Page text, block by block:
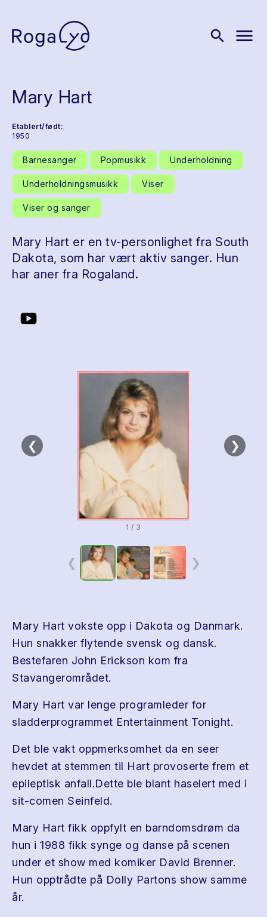
search menu
Mary Hart
Etablert/født:
1950
Barnesanger Popmusikk Underholdning
Underholdningsmusikk Viser
Viser og sanger
Mary Hart er en tv-personlighet fra South
Dakota, som har vært aktiv sanger. Hun
har aner fra Rogaland.
❮ ❯
1 / 3
❮ ❯
Mary Hart vokste opp i Dakota og Danmark.
Hun snakker flytende svensk og dansk.
Bestefaren John Erickson kom fra
Stavangerområdet.
Mary Hart var lenge programleder for
sladderprogrammet Entertainment Tonight.
Det ble vakt oppmerksomhet da en seer
hevdet at stemmen til Hart provoserte frem et
epileptisk anfall.Dette ble blant haselert med i
sit-comen Seinfeld.
Mary Hart fikk oppfylt en barndomsdrøm da
hun i 1988 fikk synge og danse på scenen
under et show med komiker David Brenner.
Hun opptrådte på Dolly Partons show samme
år.